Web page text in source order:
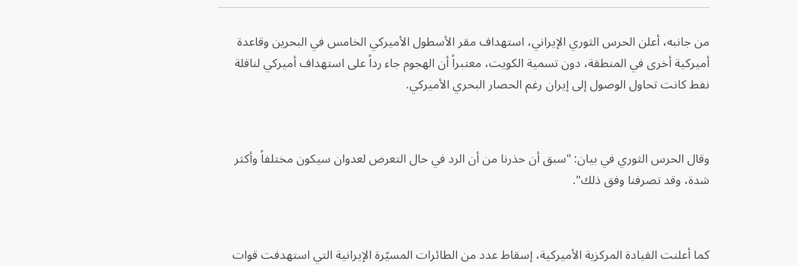
من جانبه، أعلن الحرس الثوري الإيراني، استهداف مقر الأسطول الأميركي الخامس في البحرين وقاعدة
أميركية أخرى في المنطقة، دون تسمية الكويت، معتبراً أن الهجوم جاء رداً على استهداف أميركي لناقلة
نفط كانت تحاول الوصول إلى إيران رغم الحصار البحري الأميركي.
وقال الحرس الثوري في بيان: "سبق أن حذرنا من أن الرد في حال التعرض لعدوان سيكون مختلفاً وأكثر
شدة، وقد تصرفنا وفق ذلك".
كما أعلنت القيادة المركزية الأميركية، إسقاط عدد من الطائرات المسيّرة الإيرانية التي استهدفت قوات